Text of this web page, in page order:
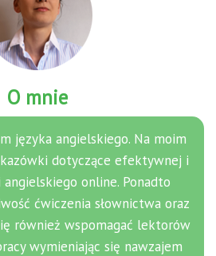
O mnie
języka angielskiego. Na moim
dotyczące efektywnej i
online. Ponadto
ćwiczenia słownictwa oraz
również wspomagać lektorów
wymieniając się nawzajem